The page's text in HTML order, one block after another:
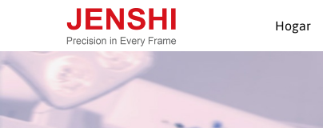
Hogar